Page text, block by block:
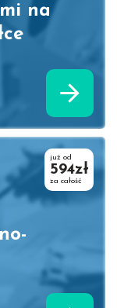
na
już od
594zł
za całość